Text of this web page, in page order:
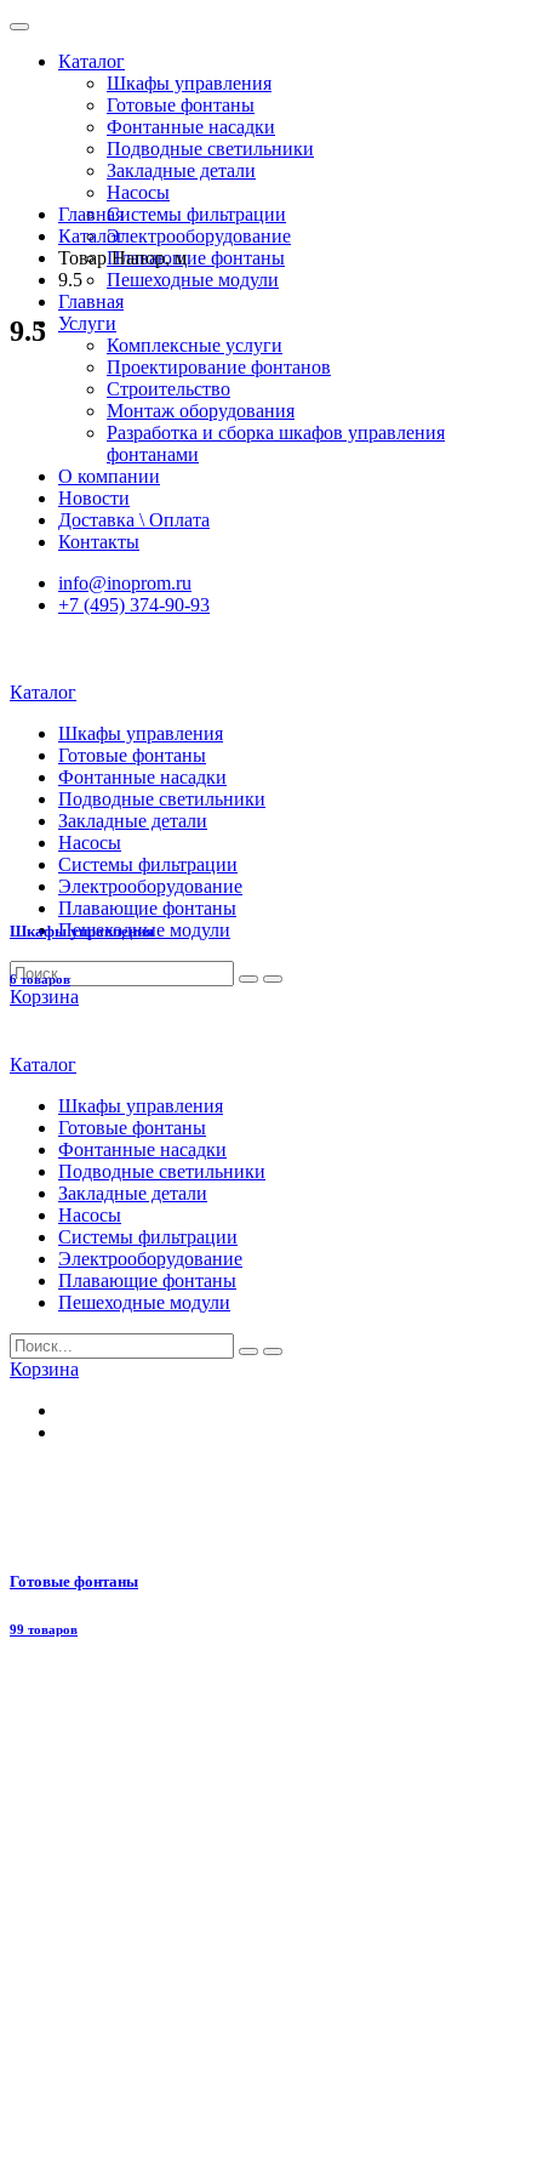
Каталог
Шкафы управления
Готовые фонтаны
Фонтанные насадки
Подводные светильники
Закладные детали
Насосы
Системы фильтрации
Электрооборудование
Плавающие фонтаны
Пешеходные модули
Главная
Услуги
Комплексные услуги
Проектирование фонтанов
Строительство
Монтаж оборудования
Разработка и сборка шкафов управления
фонтанами
О компании
Новости
Доставка \ Оплата
Контакты
info@inoprom.ru
+7 (495) 374-90-93
Каталог
Шкафы управления
Готовые фонтаны
Фонтанные насадки
Подводные светильники
Закладные детали
Насосы
Системы фильтрации
Электрооборудование
Плавающие фонтаны
Пешеходные модули
Корзина
Каталог
Шкафы управления
Готовые фонтаны
Фонтанные насадки
Подводные светильники
Закладные детали
Насосы
Системы фильтрации
Электрооборудование
Плавающие фонтаны
Пешеходные модули
Корзина
Главная
Каталог
Товар Напор, м
9.5
9.5
Шкафы управления
6 товаров
Готовые фонтаны
99 товаров